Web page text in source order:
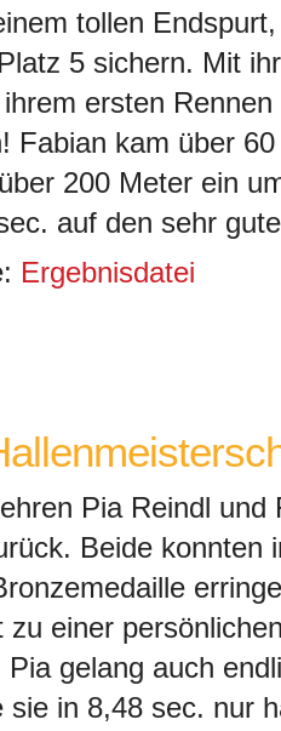
tollen
5 sichern. Mit
ersten
Fabian kam über
200 Meter ein
auf den sehr
Ergebnisdatei
Pia Reindl
Beide konnten
zu einer
Pia gelang auch
sie in 8,48 sec. nur